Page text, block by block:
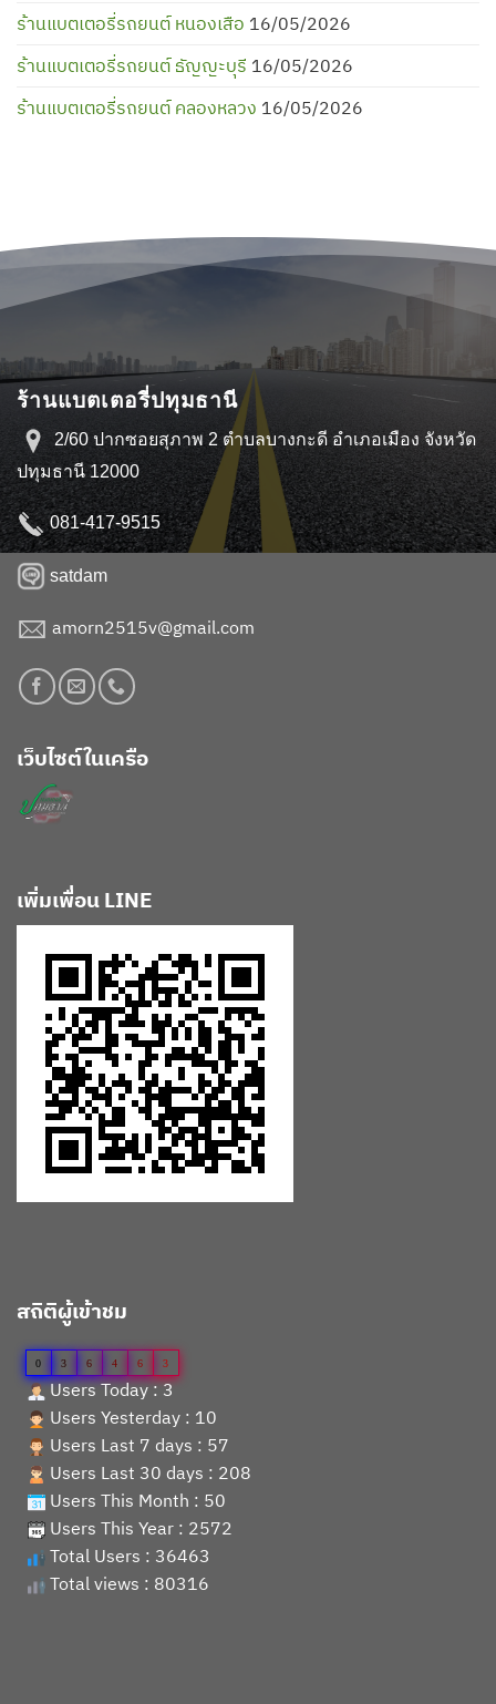
ร้านแบตเตอรี่รถยนต์ หนองเสือ 16/05/2026
ร้านแบตเตอรี่รถยนต์ ธัญญะบุรี 16/05/2026
ร้านแบตเตอรี่รถยนต์ คลองหลวง 16/05/2026
ร้านแบตเตอรี่ปทุมธานี
2/60 ปากซอยสุภาพ 2 ตำบลบางกะดี อำเภอเมือง จังหวัด
ปทุมธานี 12000
081-417-9515
satdam
amorn2515v@gmail.com
เว็บไซต์ในเครือ
เพิ่มเพื่อน LINE
สถิติผู้เข้าชม
0 3 6 4 6 3
Users Today : 3
Users Yesterday : 10
Users Last 7 days : 57
Users Last 30 days : 208
Users This Month : 50
Users This Year : 2572
Total Users : 36463
Total views : 80316